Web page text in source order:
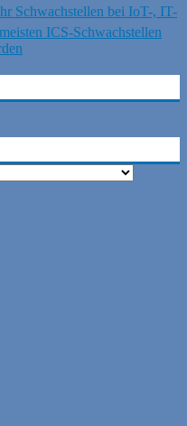
Schwachstellen bei IoT-, IT-
ICS-Schwachstellen